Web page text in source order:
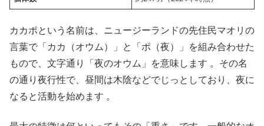
カカポという名前は、ニュージーランドの先住民マオリの
言葉で「カカ（オウム）」と「ポ（夜）」を組み合わせた
もので、文字通り「夜のオウム」を意味します 。その名
の通り夜行性で、昼間は木陰などでじっとしており、夜に
なると活動を始めます 。